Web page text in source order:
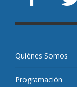
Quiénes Somos
Programación